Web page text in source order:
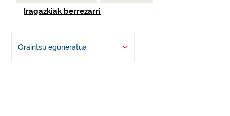
Iragazkiak berrezarri
Oraintsu eguneratua